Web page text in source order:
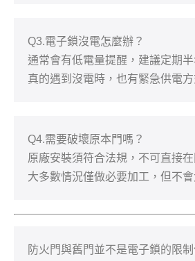
Q3.電子鎖沒電怎麼辦？
通常會有低電量提醒，建議定期
真的遇到沒電時，也有緊急供電
Q4.需要破壞原本門嗎？
原廠安裝須符合法規，不可直接
大多數情況僅做必要加工，但不
防火門與舊門並不是電子鎖的限